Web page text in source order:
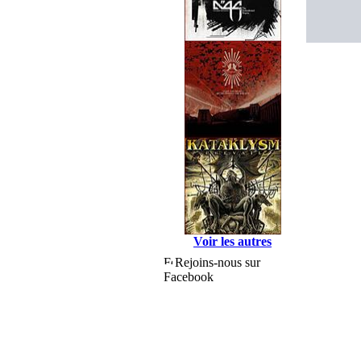
Voir les autres
Rejoins-nous sur
Facebook